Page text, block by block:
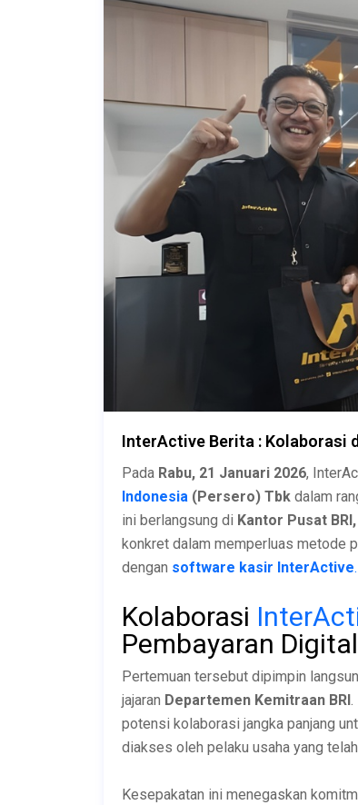
InterActive Berita : Kolaborasi
Pada Rabu, 21 Januari 2026,
Indonesia (Persero) Tbk dalam
ini berlangsung di Kantor Pusat
konkret dalam memperluas metode
dengan software kasir InterActive.
Kolaborasi
Pembayaran Digital
Pertemuan tersebut dipimpin
jajaran Departemen Kemitraan BRI
potensi kolaborasi jangka panjang
diakses oleh pelaku usaha yang
Kesepakatan ini menegaskan